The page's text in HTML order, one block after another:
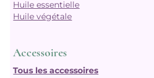
Huile essentielle
Huile végétale
Accessoires
Tous les accessoires